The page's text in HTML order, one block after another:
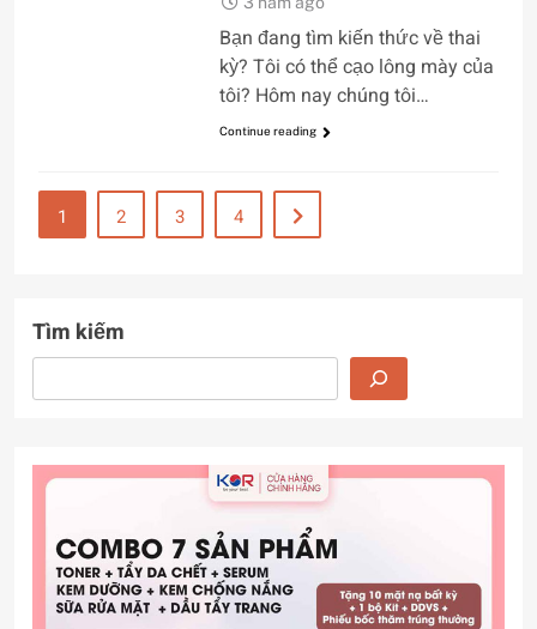
Bạn đang tìm kiến ​​thức về thai
kỳ? Tôi có thể cạo lông mày của
tôi? Hôm nay chúng tôi…
Continue reading
1 2 3 4
Tìm kiếm